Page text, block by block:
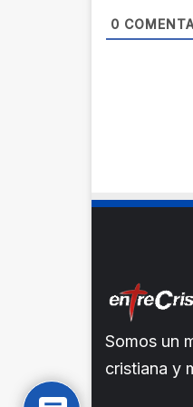
0
Somos un
cristiana y